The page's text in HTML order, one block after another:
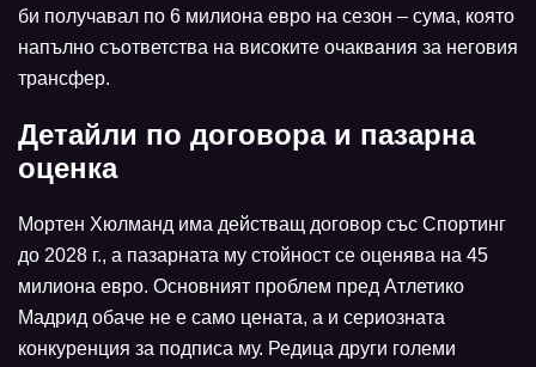
би получавал по 6 милиона евро на сезон – сума, която
напълно съответства на високите очаквания за неговия
трансфер.
Детайли по договора и пазарна
оценка
Мортен Хюлманд има действащ договор със Спортинг
до 2028 г., а пазарната му стойност се оценява на 45
милиона евро. Основният проблем пред Атлетико
Мадрид обаче не е само цената, а и сериозната
конкуренция за подписа му. Редица други големи